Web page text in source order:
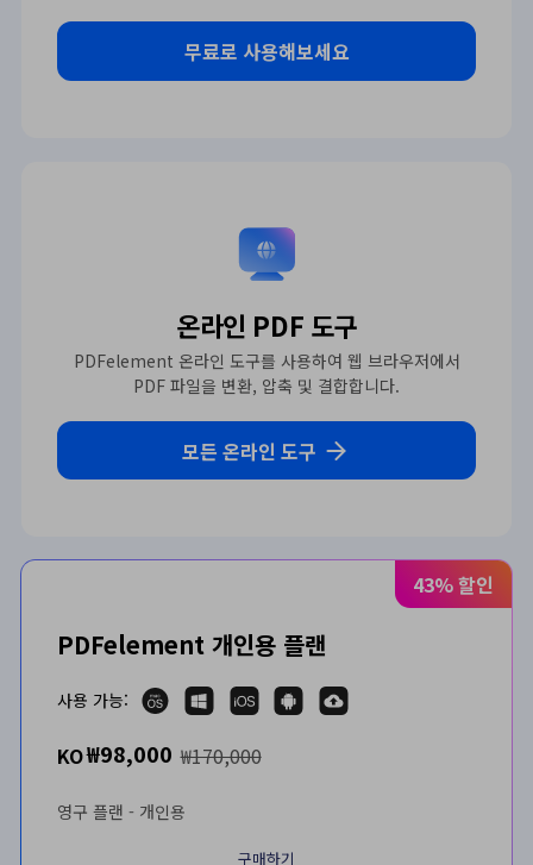
무료로 사용해보세요
온라인 PDF 도구
PDFelement 온라인 도구를 사용하여 웹 브라우저에서
PDF 파일을 변환, 압축 및 결합합니다.
모든 온라인 도구
43% 할인
PDFelement 개인용 플랜
사용 가능:
KO₩98,000 ₩170,000
영구 플랜 - 개인용
구매하기